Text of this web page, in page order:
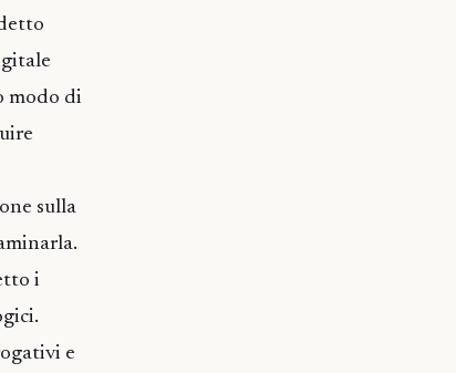
modo di
sulla
i
e